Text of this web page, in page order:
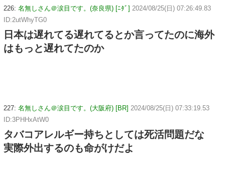
226: 名無しさん＠涙目です。(奈良県) [ﾆﾀﾞ] 2024/08/25(日) 07:26:49.83
ID:2utWhyTG0
日本は遅れてる遅れてるとか言ってたのに海外
はもっと遅れてたのか
227: 名無しさん＠涙目です。(大阪府) [BR] 2024/08/25(日) 07:33:19.53
ID:3PHHxAtW0
タバコアレルギー持ちとしては死活問題だな
実際外出するのも命がけだよ